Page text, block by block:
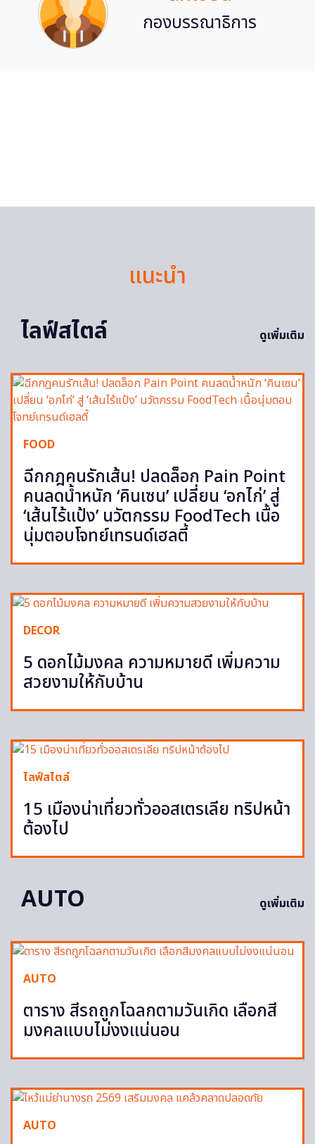
กองบรรณาธิการ
แนะนำ
ไลฟ์สไตล์
ดูเพิ่มเติม
FOOD
ฉีกกฎคนรักเส้น! ปลดล็อก Pain Point
คนลดน้ำหนัก ‘คินเซน’ เปลี่ยน ‘อกไก่’ สู่
‘เส้นไร้แป้ง’ นวัตกรรม FoodTech เนื้อ
นุ่มตอบโจทย์เทรนด์เฮลตี้
DECOR
5 ดอกไม้มงคล ความหมายดี เพิ่มความ
สวยงามให้กับบ้าน
ไลฟ์สไตล์
15 เมืองน่าเที่ยวทั่วออสเตรเลีย ทริปหน้า
ต้องไป
AUTO ดูเพิ่มเติม
AUTO
ตาราง สีรถถูกโฉลกตามวันเกิด เลือกสี
มงคลแบบไม่งงแน่นอน
AUTO